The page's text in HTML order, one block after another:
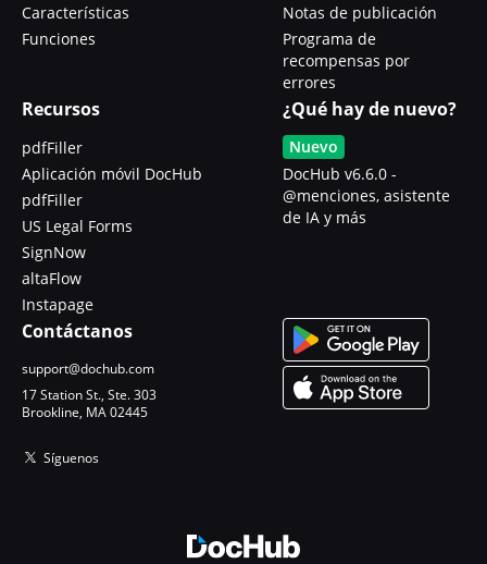
Características
Funciones
Notas de publicación
Programa de
recompensas por
errores
Recursos
pdfFiller
Aplicación móvil DocHub
pdfFiller
US Legal Forms
SignNow
altaFlow
Instapage
¿Qué hay de nuevo?
Nuevo
DocHub v6.6.0 -
@menciones, asistente
de IA y más
Contáctanos
support@dochub.com
17 Station St., Ste. 303
Brookline, MA 02445
Síguenos